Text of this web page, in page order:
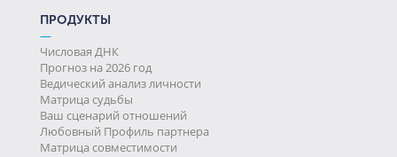
ПРОДУКТЫ
—
Числовая ДНК
Прогноз на 2026 год
Ведический анализ личности
Матрица судьбы
Ваш сценарий отношений
Любовный Профиль партнера
Матрица совместимости